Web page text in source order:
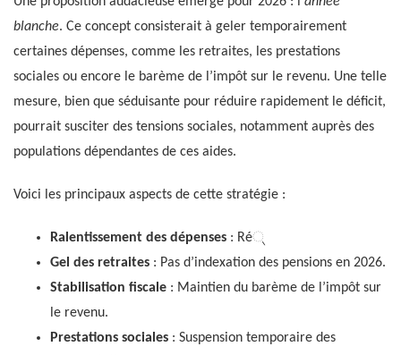
blanche. Ce concept consisterait à geler temporairement
certaines dépenses, comme les retraites, les prestations
sociales ou encore le barème de l’impôt sur le revenu. Une telle
mesure, bien que séduisante pour réduire rapidement le déficit,
pourrait susciter des tensions sociales, notamment auprès des
populations dépendantes de ces aides.
Voici les principaux aspects de cette stratégie :
Ralentissement des dépenses: Ré୍
Gel des retraites: Pas d’indexation des pensions en 2026.
Stabilisation fiscale: Maintien du barème de l’impôt sur
le revenu.
Prestations sociales: Suspension temporaire des